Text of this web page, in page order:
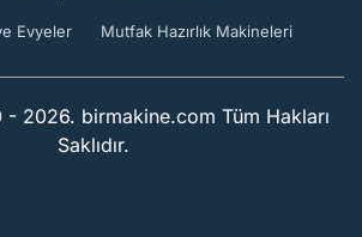
Evyeler Mutfak Hazırlık Makineleri
2026. birmakine.com Tüm Hakları
Saklıdır.